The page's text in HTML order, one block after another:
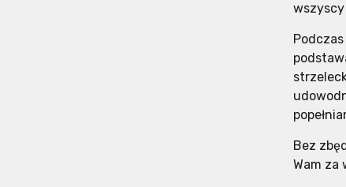
Bez
Wam za